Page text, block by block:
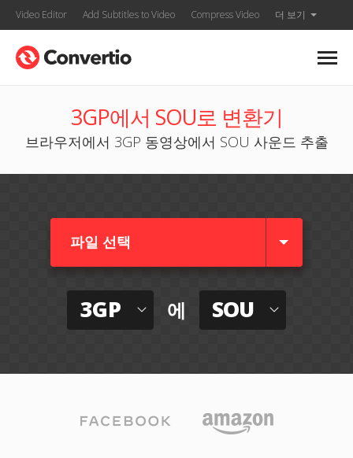
Video Editor Add Subtitles to Video Compress Video 더 보기
3GP에서 SOU로 변환기
브라우저에서 3GP 동영상에서 SOU 사운드 추출
파일 선택
3GP 에 SOU